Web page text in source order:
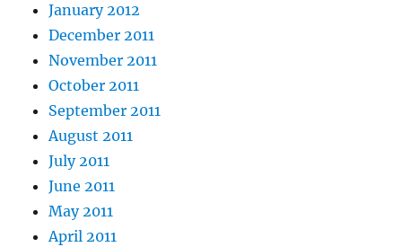
January 2012
December 2011
November 2011
October 2011
September 2011
August 2011
July 2011
June 2011
May 2011
April 2011